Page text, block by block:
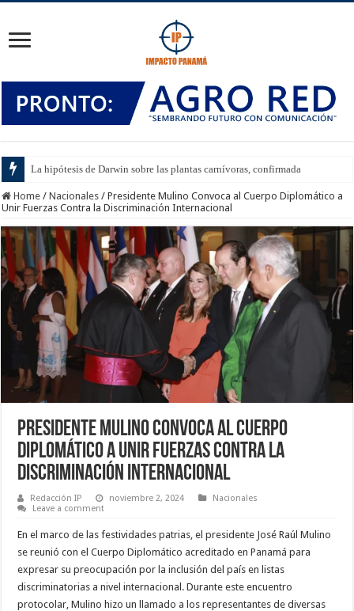
La hipótesis de Darwin sobre las plantas carnívoras, confirmada
Home / Nacionales / Presidente Mulino Convoca al Cuerpo Diplomático a
Unir Fuerzas Contra la Discriminación Internacional
Presidente Mulino Convoca al Cuerpo
Diplomático a Unir Fuerzas Contra la
Discriminación Internacional
Redacción IP noviembre 2, 2024
Nacionales
Leave a comment
En el marco de las festividades patrias, el presidente José Raúl Mulino
se reunió con el Cuerpo Diplomático acreditado en Panamá para
expresar su preocupación por la inclusión del país en listas
discriminatorias a nivel internacional. Durante este encuentro
protocolar, Mulino hizo un llamado a los representantes de diversas